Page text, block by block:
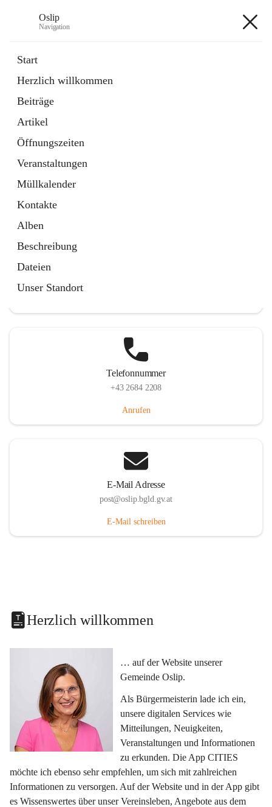
Oslip
Navigation
Start
Herzlich willkommen
Beiträge
Artikel
Öffnungszeiten
Veranstaltungen
Müllkalender
Kontakte
Alben
Beschreibung
Dateien
Unser Standort
Externe Webseite
in
Tab
Bundeskanzleramt Österreich
Externe Webseite
öffnet
in
neuem
Tab
Telefonnummer
+43 2684 2208
Anrufen
E-Mail Adresse
post@oslip.bgld.gv.at
E-Mail schreiben
Herzlich willkommen
… auf der Website unserer
Gemeinde Oslip.
Als Bürgermeisterin lade ich ein,
unsere digitalen Services wie
Mitteilungen, Neuigkeiten,
Veranstaltungen und Informationen
zu erkunden. Die App CITIES
möchte ich ebenso sehr empfehlen, um sich mit zahlreichen
Informationen zu versorgen. Auf der Website und in der App gibt
es Wissenswertes über unser Vereinsleben, Angebote aus dem